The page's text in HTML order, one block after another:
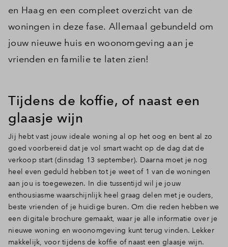
Inloggen
en Haag en een compleet overzicht van de
woningen in deze fase. Allemaal gebundeld om
jouw nieuwe huis en woonomgeving aan je
vrienden en familie te laten zien!
Tijdens de koffie, of naast een
glaasje wijn
Jij hebt vast jouw ideale woning al op het oog en bent al zo
goed voorbereid dat je vol smart wacht op de dag dat de
verkoop start (dinsdag 13 september). Daarna moet je nog
heel even geduld hebben tot je weet of 1 van de woningen
aan jou is toegewezen. In die tussentijd wil je jouw
enthousiasme waarschijnlijk heel graag delen met je ouders,
beste vrienden of je huidige buren. Om die reden hebben we
een digitale brochure gemaakt, waar je alle informatie over je
nieuwe woning en woonomgeving kunt terug vinden. Lekker
makkelijk, voor tijdens de koffie of naast een glaasje wijn.